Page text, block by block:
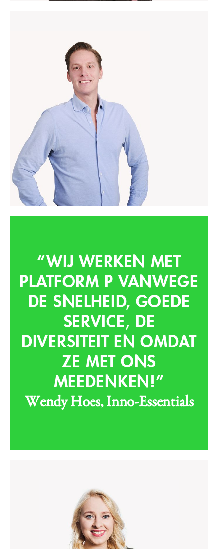
“WIJ WERKEN MET
PLATFORM P VANWEGE
DE SNELHEID, GOEDE
SERVICE, DE
DIVERSITEIT EN OMDAT
ZE MET ONS
MEEDENKEN!”
Wendy Hoes, Inno-Essentials